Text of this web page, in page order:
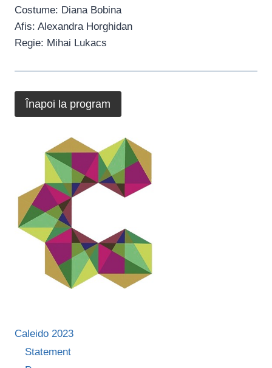
Costume: Diana Bobina
Afis: Alexandra Horghidan
Regie: Mihai Lukacs
Înapoi la program
Caleido 2023
Statement